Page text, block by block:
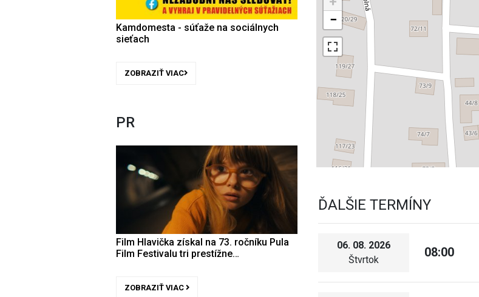
Kamdomesta - súťaže na sociálnych
sieťach
ZOBRAZIŤ VIAC
PR
Film Hlavička získal na 73. ročníku Pula
Film Festivalu tri prestížne…
ZOBRAZIŤ VIAC
−
ĎALŠIE TERMÍNY
06. 08. 2026
Štvrtok
08:00